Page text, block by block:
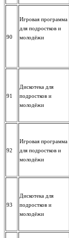
90
Игровая программа
для подростков и
молодёжи
91
Дискотека для
подростков и
молодёжи
92
Игровая программа
для подростков и
молодёжи
93
Дискотека для
подростков и
молодёжи